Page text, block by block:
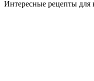
Интересные рецепты для